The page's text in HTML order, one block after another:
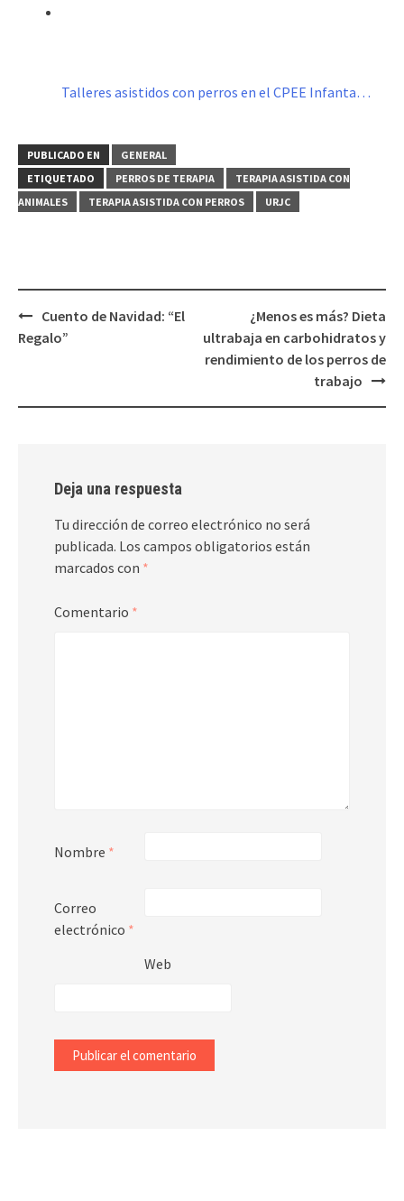
Talleres asistidos con perros en el CPEE Infanta…
PUBLICADO EN
GENERAL
ETIQUETADO
PERROS DE TERAPIA
TERAPIA ASISTIDA CON
ANIMALES
TERAPIA ASISTIDA CON PERROS URJC
Navegación
de
Cuento de Navidad: “El
Regalo”
¿Menos es más? Dieta
ultrabaja en carbohidratos y
rendimiento de los perros de
trabajo
Deja una respuesta
Tu dirección de correo electrónico no será
publicada. Los campos obligatorios están
marcados con *
Comentario *
Nombre *
Correo
electrónico *
Web